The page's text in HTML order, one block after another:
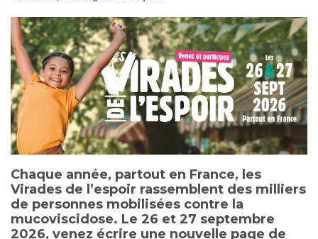
SOIGNER AUJOURD'HUI
GUÉRIR DEMAIN
AGIR ENSEMBLE
60 ANS DE COMBAT
Chaque année, partout en France, les
Virades de l’espoir rassemblent des milliers
de personnes mobilisées contre la
mucoviscidose. Le 26 et 27 septembre
2026, venez écrire une nouvelle page de